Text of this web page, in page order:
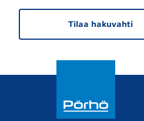
Tilaa hakuvahti